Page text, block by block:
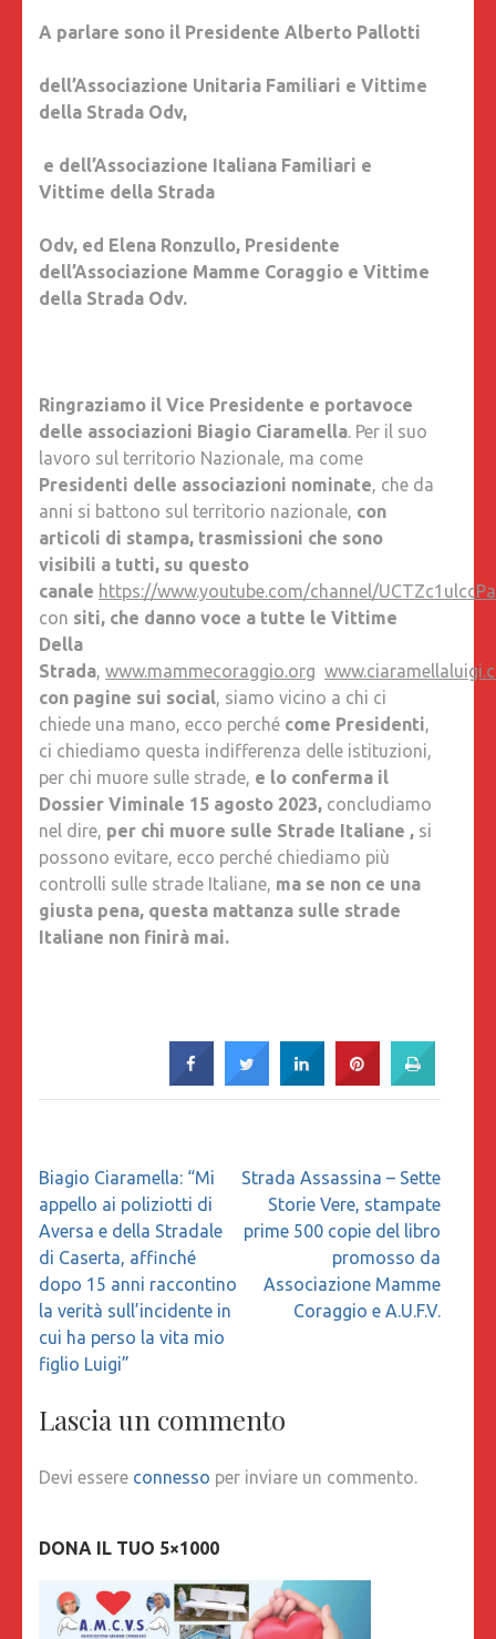
A parlare sono il Presidente Alberto Pallotti
dell’Associazione Unitaria Familiari e Vittime
della Strada Odv,
e dell’Associazione Italiana Familiari e
Vittime della Strada
Odv, ed Elena Ronzullo, Presidente
dell’Associazione Mamme Coraggio e Vittime
della Strada Odv.
Ringraziamo il Vice Presidente e portavoce
delle associazioni Biagio Ciaramella. Per il suo
lavoro sul territorio Nazionale, ma come
Presidenti delle associazioni nominate, che da
anni si battono sul territorio nazionale, con
articoli di stampa, trasmissioni che sono
visibili a tutti, su questo
canale https://www.youtube.com/channel/
con siti, che danno voce a tutte le Vittime
Della
Strada, www.mammecoraggio.org
con pagine sui social, siamo vicino a chi ci
chiede una mano, ecco perché come Presidenti,
ci chiediamo questa indifferenza delle istituzioni,
per chi muore sulle strade, e lo conferma il
Dossier Viminale 15 agosto 2023, concludiamo
nel dire, per chi muore sulle Strade Italiane , si
possono evitare, ecco perché chiediamo più
controlli sulle strade Italiane, ma se non ce una
giusta pena, questa mattanza sulle strade
Italiane non finirà mai.
Navigazione
articoli
Biagio Ciaramella: “Mi
appello ai poliziotti di
Aversa e della Stradale
di Caserta, affinché
dopo 15 anni raccontino
la verità sull’incidente in
cui ha perso la vita mio
figlio Luigi”
Strada Assassina – Sette
Storie Vere, stampate
prime 500 copie del libro
promosso da
Associazione Mamme
Coraggio e A.U.F.V.
Lascia un commento
Devi essere connesso per inviare un commento.
DONA IL TUO 5×1000